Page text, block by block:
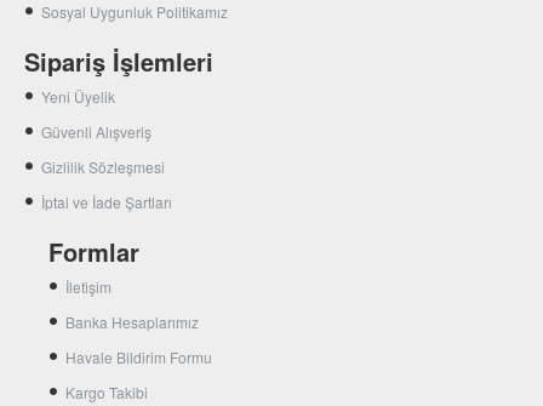
Sosyal Uygunluk Politikamız
Sipariş İşlemleri
Yeni Üyelik
Güvenli Alışveriş
Gizlilik Sözleşmesi
İptal ve İade Şartları
Formlar
İletişim
Banka Hesaplarımız
Havale Bildirim Formu
Kargo Takibi